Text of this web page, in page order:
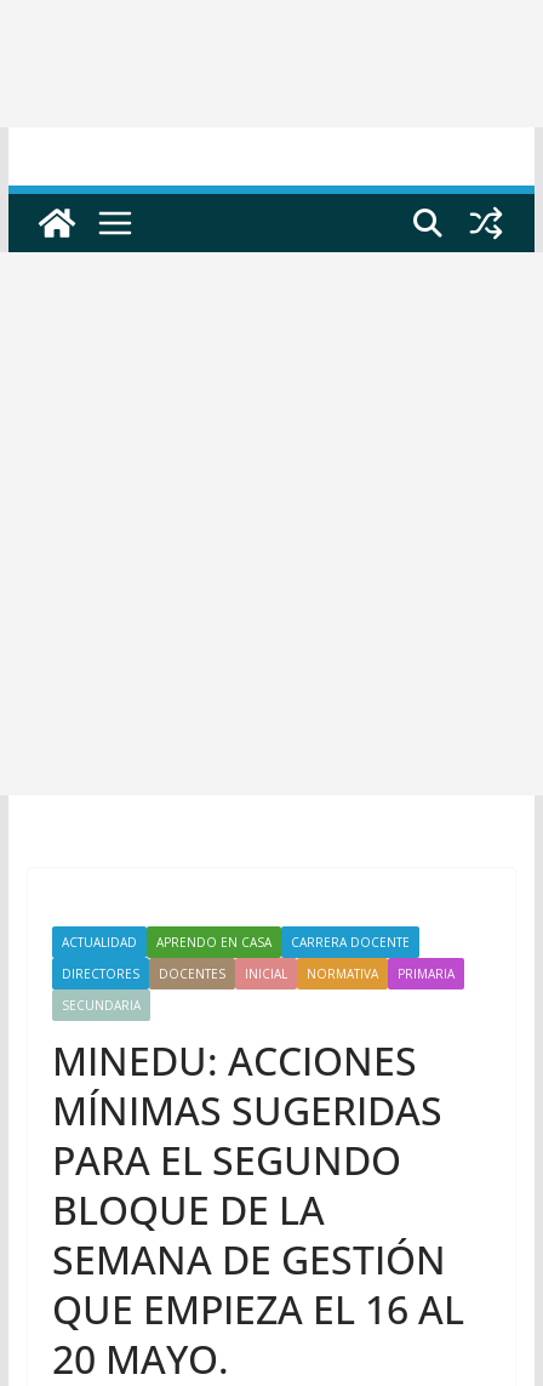
ACTUALIDAD APRENDO EN CASA
CARRERA DOCENTE
DIRECTORES
DOCENTES INICIAL NORMATIVA
PRIMARIA
SECUNDARIA
MINEDU: ACCIONES
MÍNIMAS SUGERIDAS
PARA EL SEGUNDO
BLOQUE DE LA
SEMANA DE GESTIÓN
QUE EMPIEZA EL 16 AL
20 MAYO.